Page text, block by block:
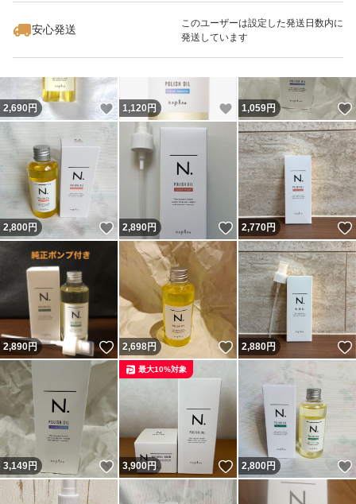
安心発送
このユーザーは設定した発送日数内に
発送しています
2,690円 いいね！
1,120 円 いいね！
1,059円
2,800円 いいね！
2,890円 いいね！
2,770円
2,890円 いいね！
2,698円 いいね！
2,880円
3,149円 いいね！
3,900円 いいね！
最大10%対象
2,800円